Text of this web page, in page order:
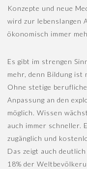
Konzepte und neue
wird zur lebenslangen
ökonomisch immer
Es gibt im strengen
mehr, denn Bildung ist
Ohne stetige
Anpassung an den
möglich. Wissen
auch immer schneller.
zugänglich und
Das zeigt auch
18% der